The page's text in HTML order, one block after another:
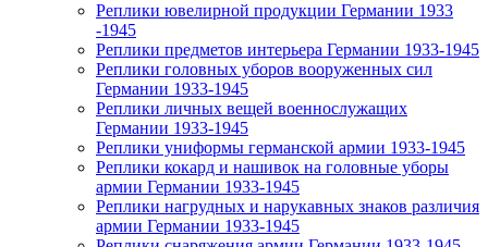
Реплики ювелирной продукции Германии 1933
-1945
Реплики предметов интерьера Германии 1933-1945
Реплики головных уборов вооруженных сил
Германии 1933-1945
Реплики личных вещей военнослужащих
Германии 1933-1945
Реплики униформы германской армии 1933-1945
Реплики кокард и нашивок на головные уборы
армии Германии 1933-1945
Реплики нагрудных и нарукавных знаков различия
армии Германии 1933-1945